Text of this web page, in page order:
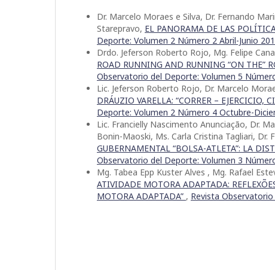
Dr. Marcelo Moraes e Silva, Dr. Fernando
Starepravo, EL PANORAMA DE LAS
Deporte: Volumen 2 Número 2 Abril-Junio
Drdo. Jeferson Roberto Rojo, Mg. Felipe
ROAD RUNNING AND RUNNING “ON THE”
Observatorio del Deporte: Volumen 5
Lic. Jeferson Roberto Rojo, Dr. Marcelo
DRÁUZIO VARELLA: “CORRER – EJERCICIO,
Deporte: Volumen 2 Número 4 Octubre-
Lic. Francielly Nascimento Anunciação, Dr.
Bonin-Maoski, Ms. Carla Cristina Tagliari, Dr.
GUBERNAMENTAL “BOLSA-ATLETA”: LA
Observatorio del Deporte: Volumen 3
Mg. Tabea Epp Kuster Alves , Mg. Rafael
ATIVIDADE MOTORA ADAPTADA:
MOTORA ADAPTADA” , Revista